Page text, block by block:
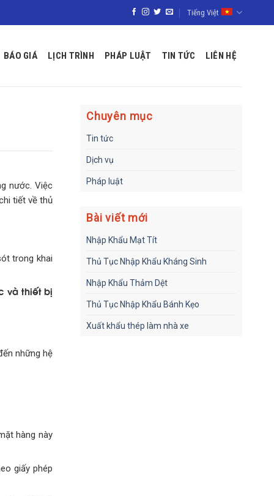
Tiếng Việt
BÁO GIÁ LỊCH TRÌNH PHÁP LUẬT TIN TỨC LIÊN HỆ
nước. Việc
tiết về thủ
trong khai
và thiết bị
những hệ
hàng này
giấy phép
Chuyên mục
Tin tức
Dịch vụ
Pháp luật
Bài viết mới
Nhập Khẩu Mạt Tít
Thủ Tục Nhập Khẩu Kháng Sinh
Nhập Khẩu Thảm Dệt
Thủ Tục Nhập Khẩu Bánh Kẹo
Xuất khẩu thép làm nhà xe